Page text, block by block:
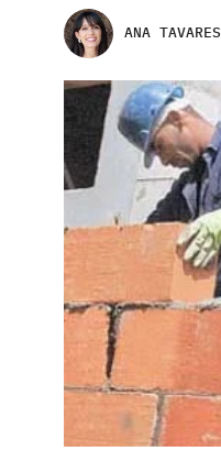
ANA TAVARES